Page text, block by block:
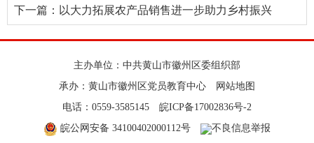
下一篇： 以大力拓展农产品销售进一步助力乡村振兴
主办单位：中共黄山市徽州区委组织部
承办：黄山市徽州区党员教育中心
网站地图
电话：0559-3585145
皖ICP备17002836号-2
皖公网安备 34100402000112号
不良信息举报